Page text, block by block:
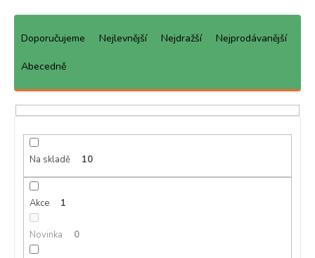
Ř
p
Doporučujeme Nejlevnější Nejdražší Nejprodávanější
Abecedně
Na skladě 10
Akce 1
Novinka 0